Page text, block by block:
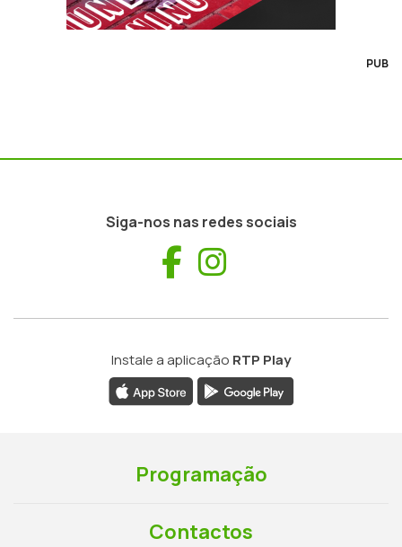
PUB
Siga-nos nas redes sociais
Facebook
Instale a aplicação RTP Play
Programação
Contactos